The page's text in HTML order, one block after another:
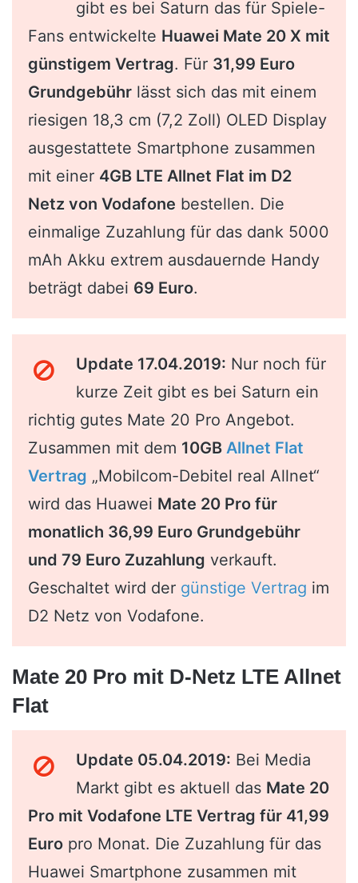
gibt es bei Saturn das für Spiele-
Fans entwickelte Huawei Mate 20 X mit
günstigem Vertrag. Für 31,99 Euro
Grundgebühr lässt sich das mit einem
riesigen 18,3 cm (7,2 Zoll) OLED Display
ausgestattete Smartphone zusammen
mit einer 4GB LTE Allnet Flat im D2
Netz von Vodafone bestellen. Die
einmalige Zuzahlung für das dank 5000
mAh Akku extrem ausdauernde Handy
beträgt dabei 69 Euro.
Update 17.04.2019: Nur noch für
kurze Zeit gibt es bei Saturn ein
richtig gutes Mate 20 Pro Angebot.
Zusammen mit dem 10GB Allnet Flat
Vertrag „Mobilcom-Debitel real Allnet“
wird das Huawei Mate 20 Pro für
monatlich 36,99 Euro Grundgebühr
und 79 Euro Zuzahlung verkauft.
Geschaltet wird der günstige Vertrag im
D2 Netz von Vodafone.
Mate 20 Pro mit D-Netz LTE Allnet
Flat
Update 05.04.2019: Bei Media
Markt gibt es aktuell das Mate 20
Pro mit Vodafone LTE Vertrag für 41,99
Euro pro Monat. Die Zuzahlung für das
Huawei Smartphone zusammen mit